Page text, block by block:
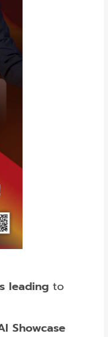
leading to
Showcase